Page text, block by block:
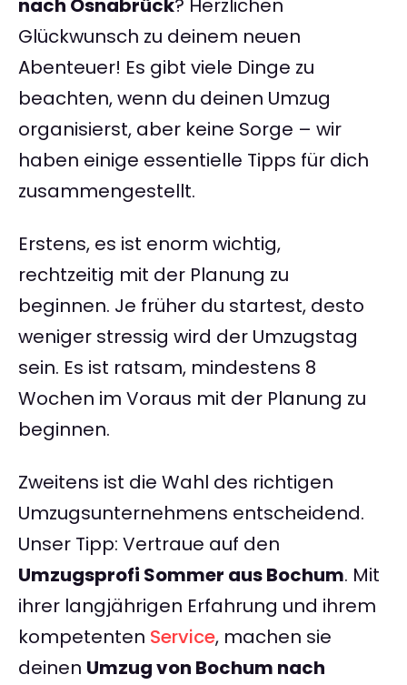
nach Osnabrück? Herzlichen
Glückwunsch zu deinem neuen
Abenteuer! Es gibt viele Dinge zu
beachten, wenn du deinen Umzug
organisierst, aber keine Sorge – wir
haben einige essentielle Tipps für dich
zusammengestellt.
Erstens, es ist enorm wichtig,
rechtzeitig mit der Planung zu
beginnen. Je früher du startest, desto
weniger stressig wird der Umzugstag
sein. Es ist ratsam, mindestens 8
Wochen im Voraus mit der Planung zu
beginnen.
Zweitens ist die Wahl des richtigen
Umzugsunternehmens entscheidend.
Unser Tipp: Vertraue auf den
Umzugsprofi Sommer aus Bochum. Mit
ihrer langjährigen Erfahrung und ihrem
kompetenten Service, machen sie
deinen Umzug von Bochum nach